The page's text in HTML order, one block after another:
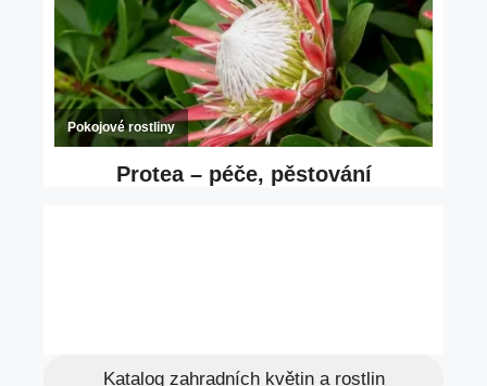
Katalog zahradních květin a rostlin